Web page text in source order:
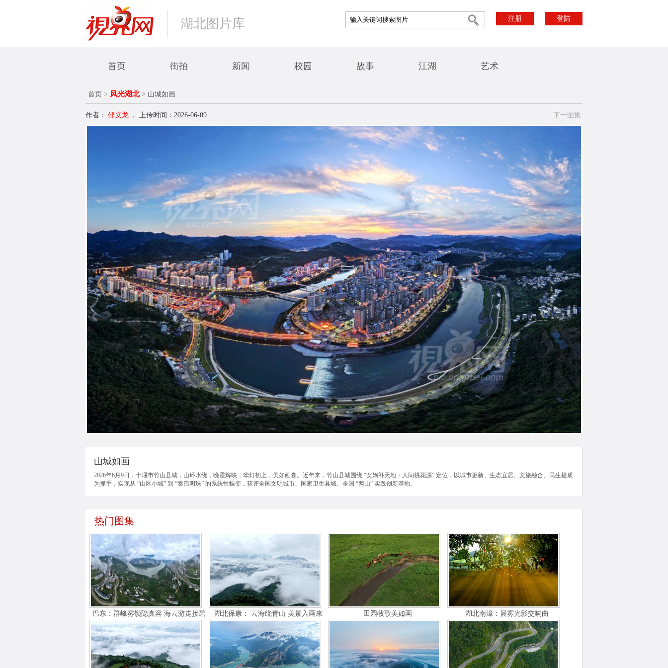
湖北图片库 注册 登陆
首页 街拍 新闻 校园 故事 江湖 艺术
首页 > 风光湖北> 山城如画
作者： 邵义龙 ， 上传时间：2026-06-09 下一图集
山城如画
2026年6月9日，十堰市竹山县城，山环水绕，晚霞辉映，华灯初上，美如画卷。近年来，竹山县城围绕 “女娲补天地・人间桃花源” 定位，以城市更新、生态宜居、文旅融合、民生提质
为抓手，实现从 “山区小城” 到 “秦巴明珠” 的系统性蝶变，获评全国文明城市、国家卫生县城、全国 “两山” 实践创新基地。
热门图集
巴东：群峰雾锁隐真容 海云游走接碧
空
湖北保康： 云海绕青山 美景入画来 田园牧歌美如画 湖北南漳：晨雾光影交响曲